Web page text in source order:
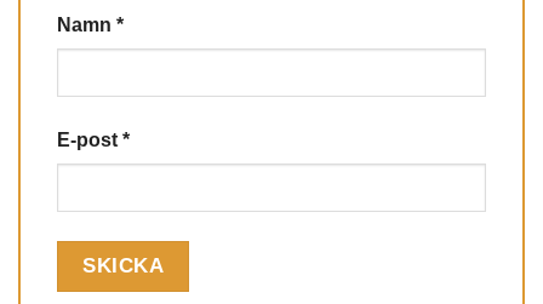
Namn *
E-post *